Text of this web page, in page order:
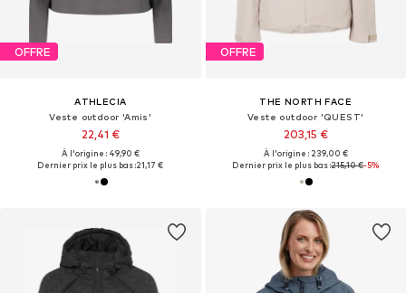
OFFRE
ATHLECIA
Veste outdoor 'Amis'
22,41 €
À l'origine : 49,90 €
Dernier prix le plus bas :21,17 €
OFFRE
THE NORTH FACE
Veste outdoor 'QUEST'
203,15 €
À l'origine : 239,00 €
Dernier prix le plus bas :215,10 €-5%